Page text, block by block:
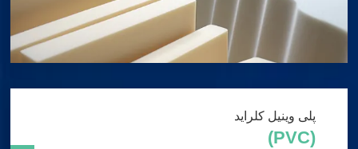
پلی وینیل کلراید
(PVC)